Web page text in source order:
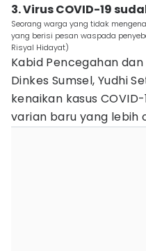
3. Virus COVID-19
Seorang warga yang tidak
yang berisi pesan waspada
Risyal Hidayat)
Kabid Pencegahan
Dinkes Sumsel, Yudhi
kenaikan kasus
varian baru yang lebih